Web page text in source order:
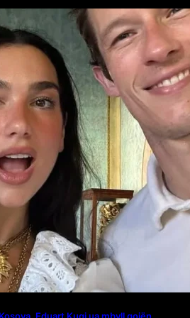
Eduart Kuqi ua mbyll gojën